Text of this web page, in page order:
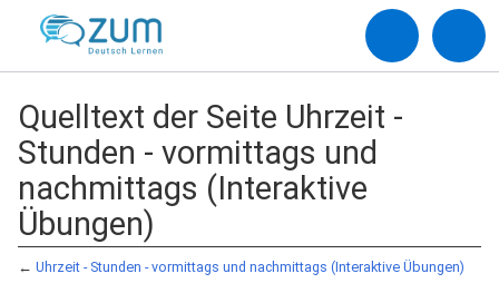
Quelltext der Seite Uhrzeit -
Stunden - vormittags und
nachmittags (Interaktive
Übungen)
← Uhrzeit - Stunden - vormittags und nachmittags (Interaktive Übungen)